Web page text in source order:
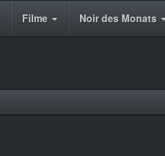
Filme Noir des Monats